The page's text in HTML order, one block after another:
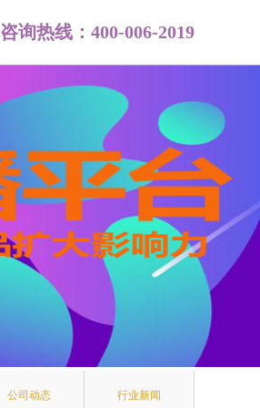
咨询热线：400-006-2019
公司动态 行业新闻